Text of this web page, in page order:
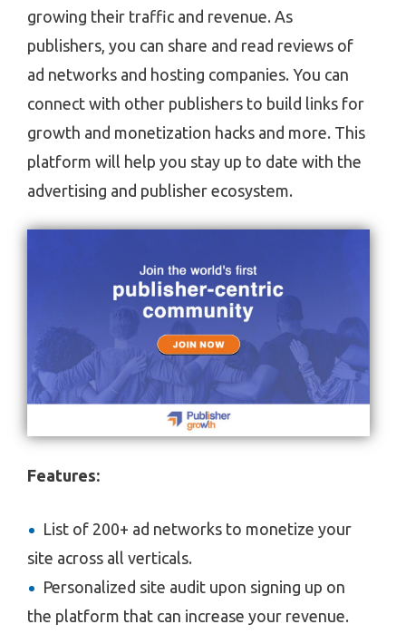
growing their traffic and revenue. As
publishers, you can share and read reviews of
ad networks and hosting companies. You can
connect with other publishers to build links for
growth and monetization hacks and more. This
platform will help you stay up to date with the
advertising and publisher ecosystem.
Features:
List of 200+ ad networks to monetize your
site across all verticals.
Personalized site audit upon signing up on
the platform that can increase your revenue.